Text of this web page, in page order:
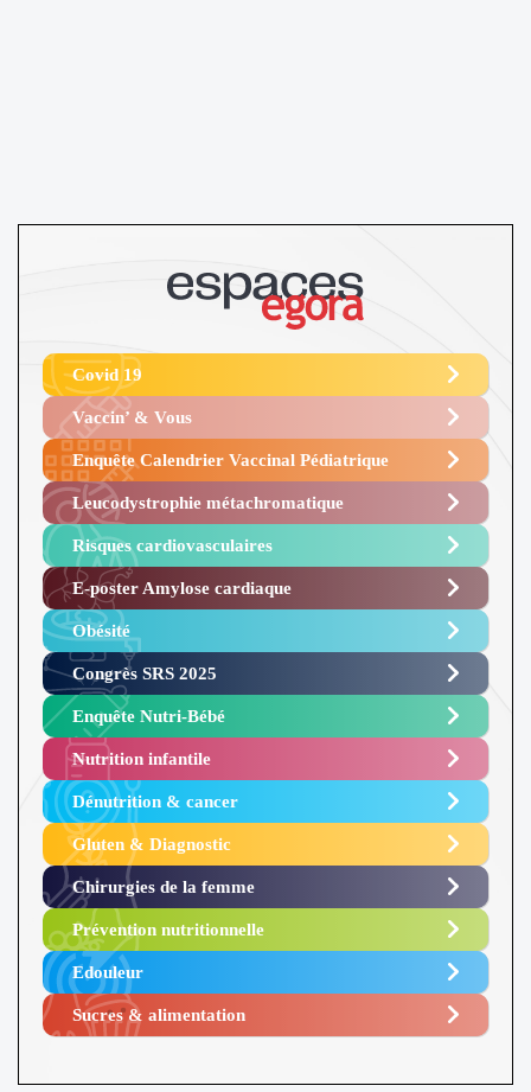
Covid 19
Vaccin’ & Vous
Enquête Calendrier Vaccinal Pédiatrique
Leucodystrophie métachromatique
Risques cardiovasculaires
E-poster Amylose cardiaque ​
Obésité ​
Congrès SRS 2025 ​
Enquête Nutri-Bébé ​
Nutrition infantile
Dénutrition & cancer
Gluten & Diagnostic
Chirurgies de la femme
Prévention nutritionnelle
Edouleur​
Sucres & alimentation​